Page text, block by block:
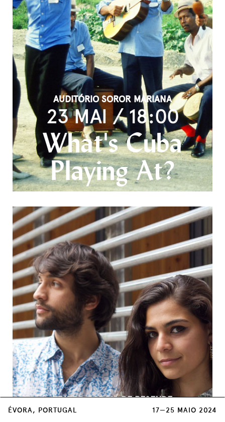
ÉVORA, PORTUGAL 17—25 MAIO 2024
AUDITÓRIO SOROR MARIANA
23 MAI / 18:00
What's Cuba
Playing At?
TEATRO GARCIA DE RESENDE
23 MAI / 21:30